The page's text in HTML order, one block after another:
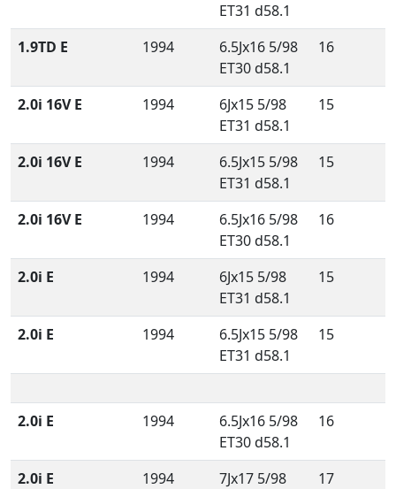
ET31 d58.1
1.9TD E 1994
6.5Jx16 5/98
ET30 d58.1
16
2.0i 16V E 1994
6Jx15 5/98
ET31 d58.1
15
2.0i 16V E 1994
6.5Jx15 5/98
ET31 d58.1
15
2.0i 16V E 1994
6.5Jx16 5/98
ET30 d58.1
16
2.0i E 1994
6Jx15 5/98
ET31 d58.1
15
2.0i E 1994
6.5Jx15 5/98
ET31 d58.1
15
2.0i E 1994
6.5Jx16 5/98
ET30 d58.1
16
2.0i E 1994
7Jx17 5/98
17